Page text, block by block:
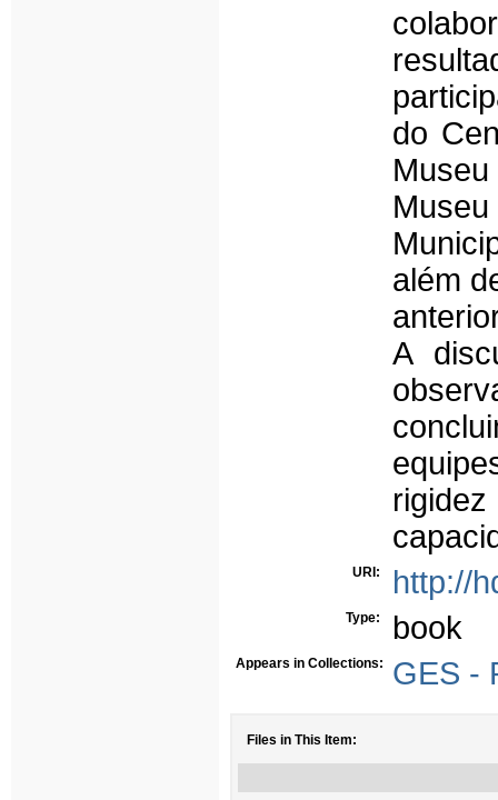
do
além
A
URI: http://
Type: book
Appears in Collections: GES -
Files in This Item: